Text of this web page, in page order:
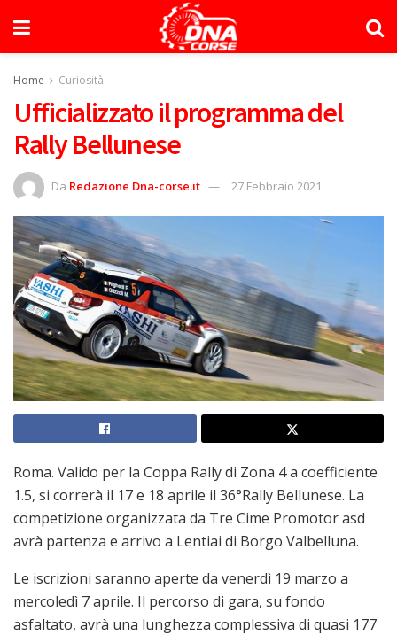
Home Curiosità
Ufficializzato il programma del
Rally Bellunese
Da Redazione Dna-corse.it 27 Febbraio 2021
Roma. Valido per la Coppa Rally di Zona 4 a coefficiente
1.5, si correrà il 17 e 18 aprile il 36°Rally Bellunese. La
competizione organizzata da Tre Cime Promotor asd
avrà partenza e arrivo a Lentiai di Borgo Valbelluna.
Le iscrizioni saranno aperte da venerdì 19 marzo a
mercoledì 7 aprile. Il percorso di gara, su fondo
asfaltato, avrà una lunghezza complessiva di quasi 177